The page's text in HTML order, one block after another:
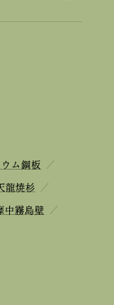
ム鋼板 ／
龍焼杉 ／
中霧島壁 ／